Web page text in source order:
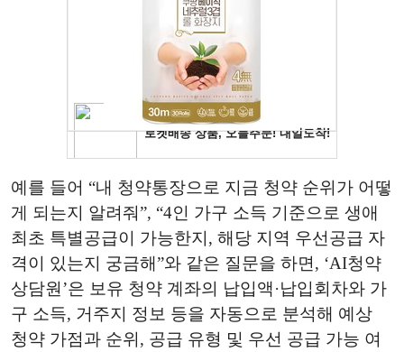
예를 들어 “내 청약통장으로 지금 청약 순위가 어떻
게 되는지 알려줘”, “4인 가구 소득 기준으로 생애
최초 특별공급이 가능한지, 해당 지역 우선공급 자
격이 있는지 궁금해”와 같은 질문을 하면, ‘AI청약
상담원’은 보유 청약 계좌의 납입액·납입회차와 가
구 소득, 거주지 정보 등을 자동으로 분석해 예상
청약 가점과 순위, 공급 유형 및 우선 공급 가능 여